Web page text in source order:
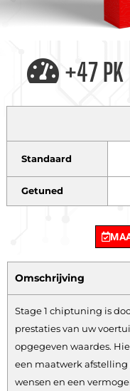
+47 PK
Standaard
Getuned
Omschrijving
Stage 1 chiptuning is
prestaties van uw
opgegeven waardes.
een maatwerk
wensen en een